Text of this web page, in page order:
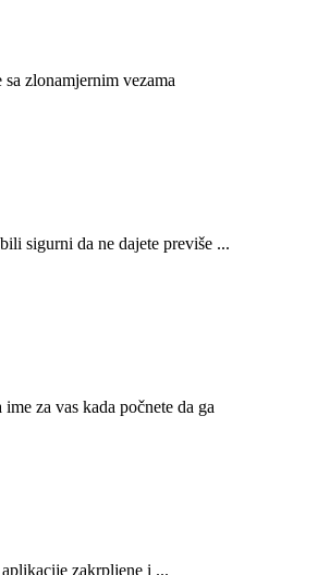
zlonamjernim vezama
sigurni da ne dajete previše ...
za vas kada počnete da ga
zakrpljene i ...